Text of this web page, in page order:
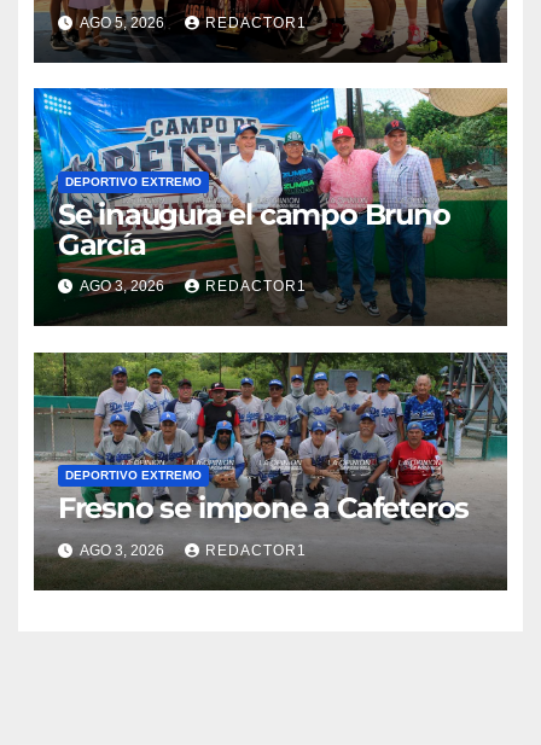
AGO 5, 2026 REDACTOR1
DEPORTIVO EXTREMO
Se inaugura el campo Bruno
García
AGO 3, 2026 REDACTOR1
DEPORTIVO EXTREMO
Fresno se impone a Cafeteros
AGO 3, 2026 REDACTOR1